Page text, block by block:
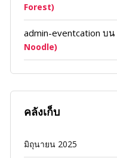
Forest)
admin-eventcation บน
Noodle)
คลังเก็บ
มิถุนายน 2025